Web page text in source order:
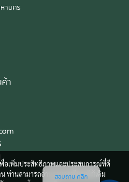
านคร
า
พื่อเพิ่มประสิทธิภาพและประสบการณ์ที่ดี
ท่านสามารถอ่านรายละเอียดเพิ่มเติม
สอบถาม คลิก